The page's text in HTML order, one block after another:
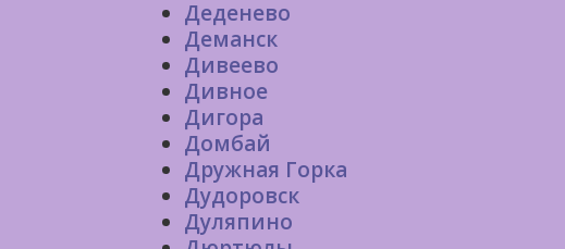
Деденево
Деманск
Дивеево
Дивное
Дигора
Домбай
Дружная Горка
Дудоровск
Дуляпино